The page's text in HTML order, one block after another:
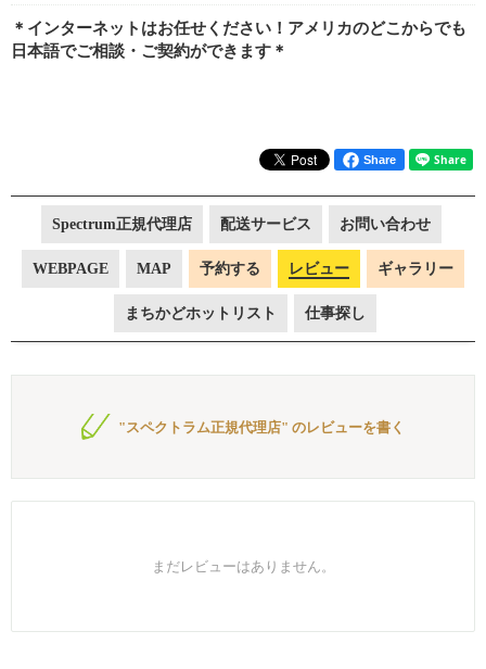
＊インターネットはお任せください！アメリカのどこからでも
日本語でご相談・ご契約ができます＊
Share
Spectrum正規代理店 配送サービス お問い合わせ
WEBPAGE MAP 予約する レビュー ギャラリー
まちかどホットリスト 仕事探し
"スペクトラム正規代理店" のレビューを書く
まだレビューはありません。